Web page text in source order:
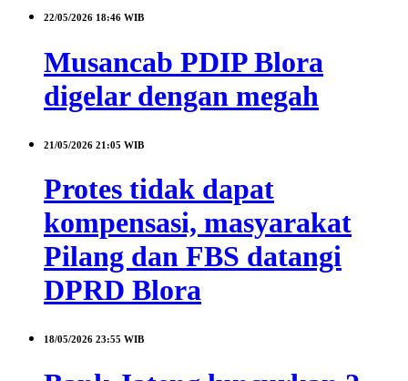
22/05/2026 18:46 WIB
Musancab PDIP Blora
digelar dengan megah
21/05/2026 21:05 WIB
Protes tidak dapat
kompensasi, masyarakat
Pilang dan FBS datangi
DPRD Blora
18/05/2026 23:55 WIB